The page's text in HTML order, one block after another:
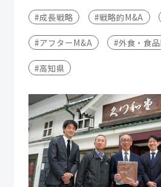
#成長戦略 #戦略的M&A
#アフターM&A #外食・食
#高知県